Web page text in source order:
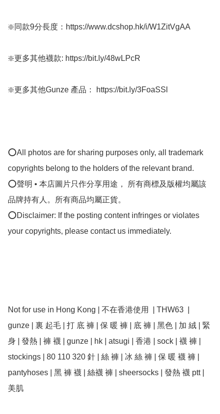
❇️同款9分長度：https://www.dcshop.hk/i/W1ZitVgAA
❇️更多其他襪款: https://bit.ly/48wLPcR
❇️更多其他Gunze 產品： https://bit.ly/3FoaSSl
⭕All photos are for sharing purposes only, all trademark
copyrights belong to the holders of the relevant brand.
⭕聲明 • 本店圖片只作分享用途， 所有商標及版權均屬該
品牌持有人。所有商品均屬正貨。
⭕Disclaimer: If the posting content infringes or violates
your copyrights, please contact us immediately.
Not for use in Hong Kong | 不在香港使用  | THW63  |
gunze | 裏 起毛 | 打 底 褲 | 保 暖 褲 | 底 褲 | 黑色 | 加 絨 | 緊
身 | 發熱 | 褲 襪 | gunze | hk | atsugi | 香港 | sock | 襪 褲 |
stockings | 80 110 320 針 | 絲 褲 | 冰 絲 褲 | 保 暖 襪 褲 |
pantyhoses | 黑 褲 襪 | 絲襪 褲 | sheersocks | 發熱 襪 ptt |
美肌